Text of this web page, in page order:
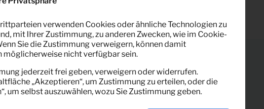
verwenden Cookies oder ähnliche Technologien zu
mit Ihrer Zustimmung, zu anderen Zwecken, wie im Cookie-
Sie die Zustimmung verweigern, können damit
möglicherweise nicht verfügbar sein.
jederzeit frei geben, verweigern oder widerrufen.
„Akzeptieren“, um Zustimmung zu erteilen, oder die
um selbst auszuwählen, wozu Sie Zustimmung geben.